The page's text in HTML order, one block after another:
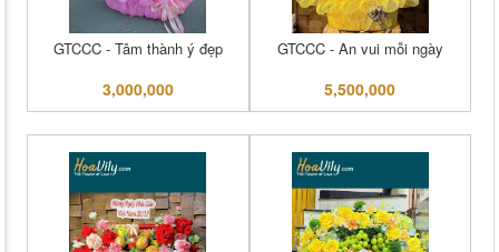
GTCCC - Tâm thành ý đẹp
3,000,000
GTCCC - An vui mỗi ngày
5,500,000